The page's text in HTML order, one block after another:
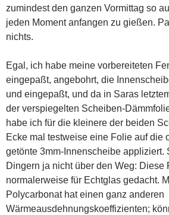
zumindest den ganzen Vormittag so
jeden Moment anfangen zu gießen.
nichts.
Egal, ich habe meine vorbereiteten
eingepaßt, angebohrt, die
und eingepaßt, und da in Saras
der verspiegelten Scheiben-
habe ich für die kleinere der beiden
Ecke mal testweise eine Folie auf die
getönte 3mm-Innenscheibe appliziert.
Dingern ja nicht über den Weg: Diese
normalerweise für Echtglas gedacht.
Polycarbonat hat einen ganz anderen
Wärmeausdehnungskoeffizienten;